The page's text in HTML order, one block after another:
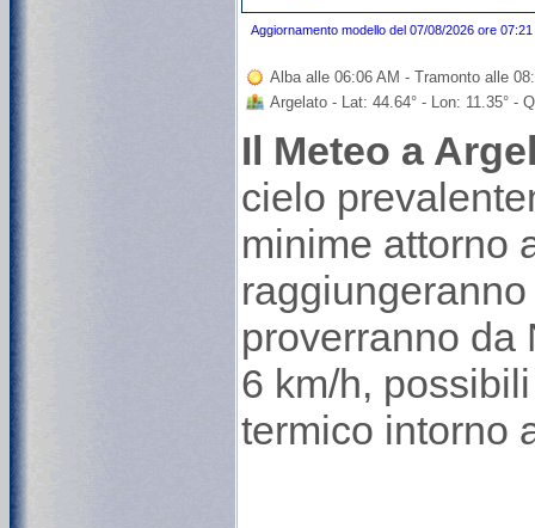
Aggiornamento modello del 07/08/2026 ore 07:21
Alba alle 06:06 AM - Tramonto alle
Argelato - Lat: 44.64° - Lon: 11.35° -
Il Meteo a
cielo
minime attorno
proverranno da
6 km/h,
termico intorno